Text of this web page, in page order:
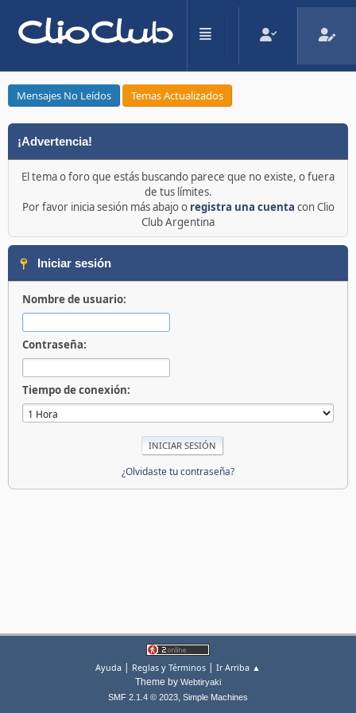
Mensajes No Leídos Temas Actualizados
¡Advertencia!
El tema o foro que estás buscando parece que no existe, o fuera
de tus límites.
Por favor inicia sesión más abajo o registra una cuenta con Clio
Club Argentina
Iniciar sesión
Nombre de usuario:
Contraseña:
Tiempo de conexión:
¿Olvidaste tu contraseña?
Ayuda | Reglas y Términos | Ir Arriba ▲
Theme by Webtiryaki
SMF 2.1.4 © 2023, Simple Machines